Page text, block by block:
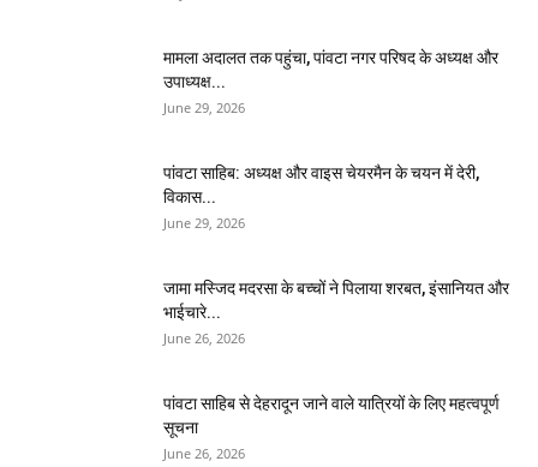
मामला अदालत तक पहुंचा, पांवटा नगर परिषद के अध्यक्ष और
उपाध्यक्ष...
June 29, 2026
पांवटा साहिब: अध्यक्ष और वाइस चेयरमैन के चयन में देरी,
विकास...
June 29, 2026
जामा मस्जिद मदरसा के बच्चों ने पिलाया शरबत, इंसानियत और
भाईचारे...
June 26, 2026
पांवटा साहिब से देहरादून जाने वाले यात्रियों के लिए महत्वपूर्ण
सूचना
June 26, 2026